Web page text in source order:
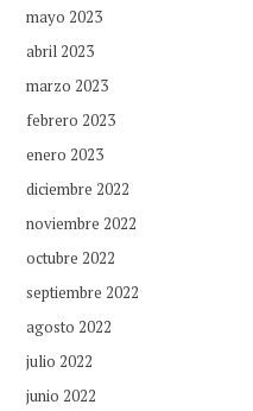
mayo 2023
abril 2023
marzo 2023
febrero 2023
enero 2023
diciembre 2022
noviembre 2022
octubre 2022
septiembre 2022
agosto 2022
julio 2022
junio 2022